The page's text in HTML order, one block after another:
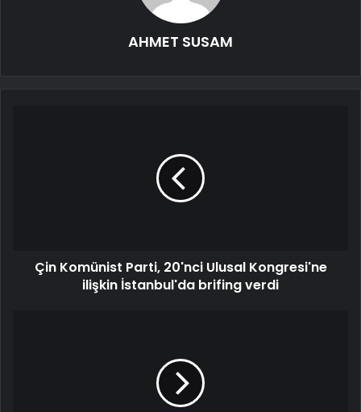
AHMET SUSAM
Çin Komünist Parti, 20'nci Ulusal Kongresi'ne
ilişkin İstanbul'da brifing verdi